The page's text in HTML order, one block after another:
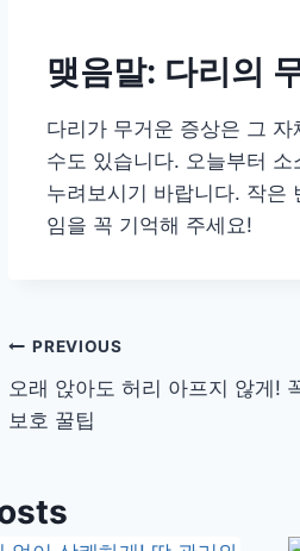
맺음말: 다리의
다리가 무거운 증상은 그
수도 있습니다. 오늘부터
누려보시기 바랍니다. 작은
임을 꼭 기억해 주세요!
글
탐
PREVIOUS
오래 앉아도 허리 아프지 않게!
보호 꿀팁